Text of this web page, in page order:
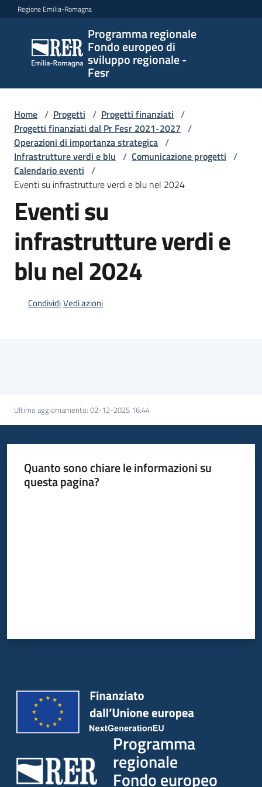
Vai al contenuto
Vai alla navigazione
Vai al footer
Regione Emilia-Romagna
Programma regionale
Fondo europeo di
sviluppo regionale -
Fesr
Programma
regionale
Fondo
europeo di
regionale -
Fesr
Novità
Programmi
Opportunità
Servizi
Home / Progetti / Progetti finanziati /
Progetti finanziati dal Pr Fesr 2021-2027 /
Operazioni di importanza strategica /
Infrastrutture verdi e blu / Comunicazione progetti /
Calendario eventi /
Eventi su infrastrutture verdi e blu nel 2024
Eventi su
infrastrutture verdi e
blu nel 2024
CondividiVedi azioni
Ultimo aggiornamento: 02-12-2025 16:44
Quanto sono chiare le informazioni su
questa pagina?
Programma
regionale
Fondo europeo